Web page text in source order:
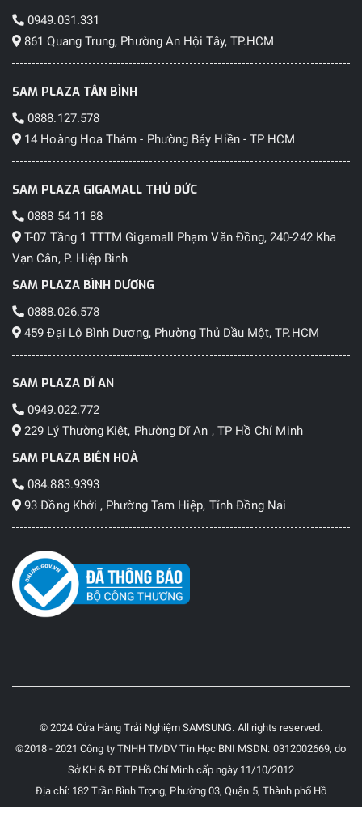
0949.031.331
861 Quang Trung, Phường An Hội Tây, TP.HCM
SAM PLAZA TÂN BÌNH
0888.127.578
14 Hoàng Hoa Thám - Phường Bảy Hiền - TP HCM
SAM PLAZA GIGAMALL THỦ ĐỨC
0888 54 11 88
T-07 Tầng 1 TTTM Gigamall Phạm Văn Đồng, 240-242 Kha
Vạn Cân, P. Hiệp Bình
SAM PLAZA BÌNH DƯƠNG
0888.026.578
459 Đại Lộ Bình Dương, Phường Thủ Dầu Một, TP.HCM
SAM PLAZA DĨ AN
0949.022.772
229 Lý Thường Kiệt, Phường Dĩ An , TP Hồ Chí Minh
SAM PLAZA BIÊN HOÀ
084.883.9393
93 Đồng Khởi , Phường Tam Hiệp, Tỉnh Đồng Nai
© 2024 Cửa Hàng Trải Nghiệm SAMSUNG. All rights reserved.
©2018 - 2021 Công ty TNHH TMDV Tin Học BNI MSDN: 0312002669, do
Sở KH & ĐT TP.Hồ Chí Minh cấp ngày 11/10/2012
Địa chỉ: 182 Trần Bình Trọng, Phường 03, Quận 5, Thành phố Hồ
Chí Minh, Việt Nam.